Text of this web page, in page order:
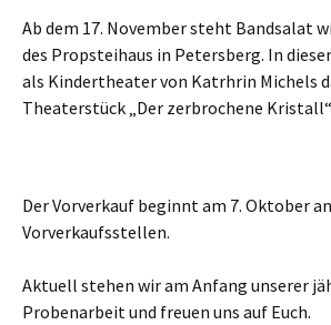
Ab dem 17. November steht Bandsalat
des Propsteihaus in Petersberg. In
als Kindertheater von Katrhrin Michels
Theaterstück „Der zerbrochene Kristall“
Der Vorverkauf beginnt am 7. Oktober
Vorverkaufsstellen.
Aktuell stehen wir am Anfang unserer
Probenarbeit und freuen uns auf Euch.